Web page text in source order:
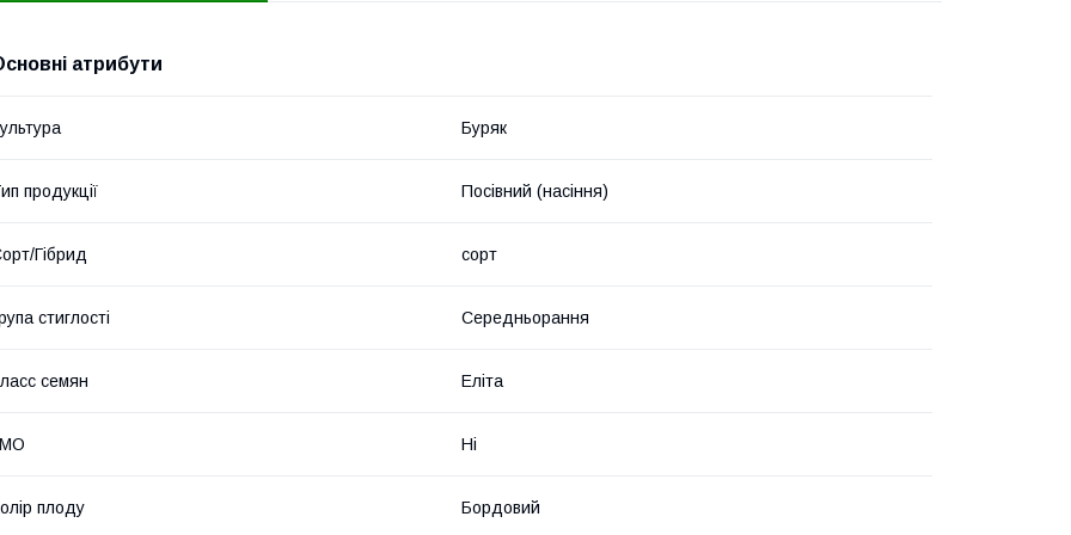
атрибути
Буряк
продукції Посівний (насіння)
Гібрид сорт
стиглості Середньорання
семян Еліта
Ні
плоду Бордовий